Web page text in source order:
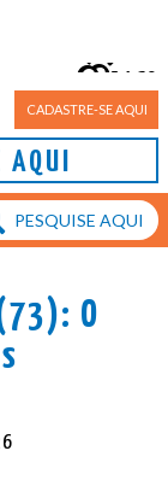
CADASTRE-SE AQUI
AQUI
Porto Alegre
16°
O